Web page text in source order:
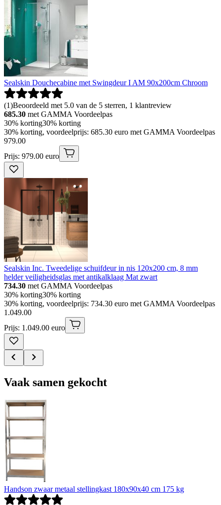
Sealskin Douchecabine met Swingdeur I AM 90x200cm Chroom
(1)Beoordeeld met 5.0 van de 5 sterren, 1 klantreview
685.30 met GAMMA Voordeelpas
30% korting30% korting
30% korting, voordeelprijs: 685.30 euro met GAMMA Voordeelpas
979.00
Prijs: 979.00 euro
Sealskin Inc. Tweedelige schuifdeur in nis 120x200 cm, 8 mm
helder veiligheidsglas met antikalklaag Mat zwart
734.30 met GAMMA Voordeelpas
30% korting30% korting
30% korting, voordeelprijs: 734.30 euro met GAMMA Voordeelpas
1 .049.00
Prijs: 1.049.00 euro
Vaak samen gekocht
Handson zwaar metaal stellingkast 180x90x40 cm 175 kg